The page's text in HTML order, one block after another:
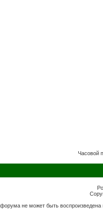
Часовой
форума не может быть